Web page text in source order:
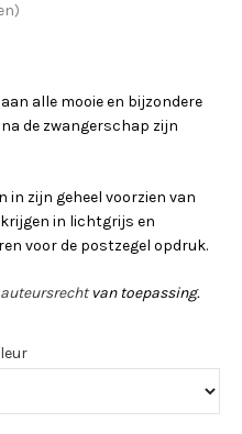
alle mooie en bijzondere
de zwangerschap zijn
in zijn geheel voorzien van
in lichtgrijs en
voor de postzegel opdruk.
auteursrechtvan toepassing.